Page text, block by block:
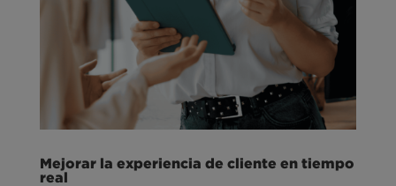
Mejorar la experiencia de cliente en tiempo
real